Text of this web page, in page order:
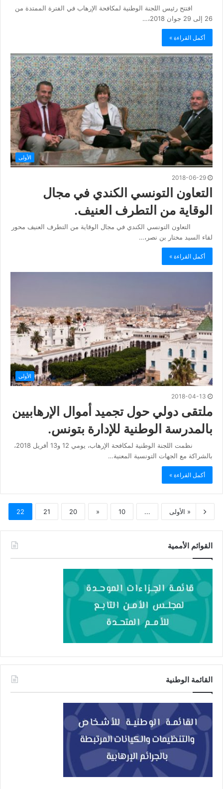
افتتح رئيس اللجنة الوطنية لمكافحة الإرهاب في الفترة الممتدة من
26 إلى 29 جوان 2018،…
أكمل القراءة »
الأولى
2018-06-29
التعاون التونسي الكندي في مجال
الوقاية من التطرف العنيف.
التعاون التونسي الكندي في مجال الوقاية من التطرف العنيف محور
لقاء السيد مختار بن نصر،…
أكمل القراءة »
الأولى
2018-04-13
ملتقى دولي حول تجميد أموال الإرهابيين
بالمدرسة الوطنية للإدارة بتونس.
نظمت اللجنة الوطنية لمكافحة الإرهاب، يومي 12 و13 أفريل 2018،
بالشراكة مع الجهات التونسية المعنية…
أكمل القراءة »
« الأولى ...
10
«
20
21
22
القوائم الأممية
القائمة الوطنية